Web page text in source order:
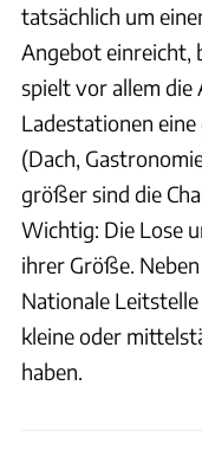
tatsächlich um
Angebot einreicht,
spielt vor allem
Ladestationen
(Dach,
größer sind die
Wichtig: Die Lose
ihrer Größe.
Nationale
kleine oder
haben.